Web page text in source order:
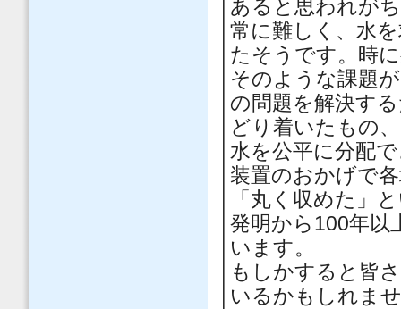
あると思われが
常に難しく、水
たそうです。時
そのような課題
の問題を解決す
どり着いたもの
水を公平に分配
装置のおかげで
「丸く収めた」
発明から100年以
います。
もしかすると皆
いるかもしれま